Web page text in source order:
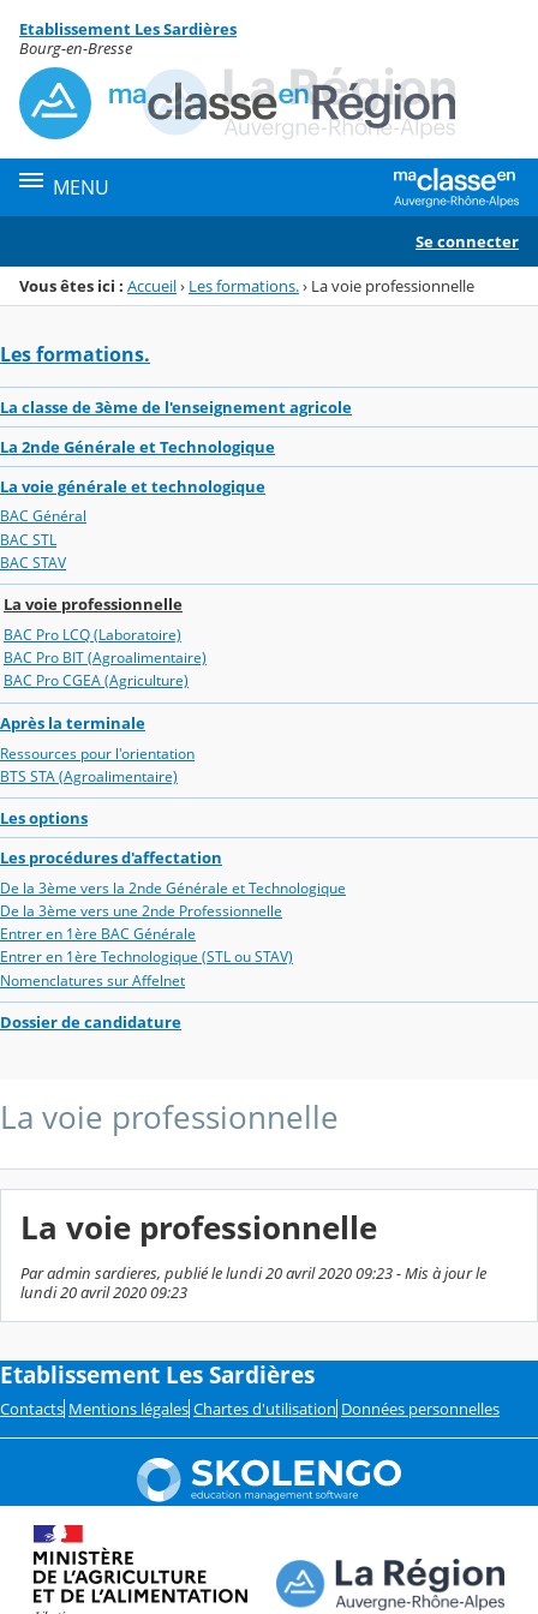
Menu de la rubrique
Contenu
Etablissement Les Sardières
Bourg-en-Bresse
MENU
Se connecter
Vous êtes ici : Accueil› Les formations.› La voie professionnelle
Les formations.
La classe de 3ème de l'enseignement agricole
La 2nde Générale et Technologique
La voie générale et technologique
BAC Général
BAC STL
BAC STAV
La voie professionnelle
BAC Pro LCQ (Laboratoire)
BAC Pro BIT (Agroalimentaire)
BAC Pro CGEA (Agriculture)
Après la terminale
Ressources pour l'orientation
BTS STA (Agroalimentaire)
Les options
Les procédures d'affectation
De la 3ème vers la 2nde Générale et Technologique
De la 3ème vers une 2nde Professionnelle
Entrer en 1ère BAC Générale
Entrer en 1ère Technologique (STL ou STAV)
Nomenclatures sur Affelnet
Dossier de candidature
La voie professionnelle
La voie professionnelle
Par admin sardieres, publié le lundi 20 avril 2020 09:23 - Mis à jour le
lundi 20 avril 2020 09:23
Etablissement Les Sardières
Contacts Mentions légales Chartes d'utilisation Données personnelles